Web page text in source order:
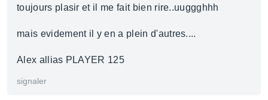
toujours plasir et il me fait bien rire..uuggghhh
mais evidement il y en a plein d'autres....
Alex allias PLAYER 125
signaler